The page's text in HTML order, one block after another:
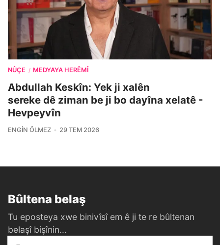
NÛÇE / MEDYAYA HERÊMÎ
Abdullah Keskîn: Yek ji xalên
sereke dê ziman be ji bo dayîna xelatê -
Hevpeyvîn
ENGIN ÖLMEZ 29 TEM 2026
Bûltena belaş
Tu eposteya xwe binivîsî em ê ji te re bûltenan
belaşî bişînin...